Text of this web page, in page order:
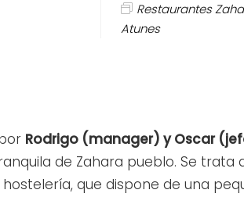
Restaurantes
Atunes
Rodrigo (manager) y Oscar
de Zahara pueblo. Se trata
que dispone de una